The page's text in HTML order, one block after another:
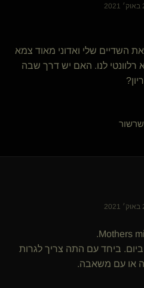
השדיים שלי ואדוני מאוד צמא
רלוונטי לנו. האם יש דרך שבה
ביום. ביחד עם התה צריך לגרות
או עם משאבה.